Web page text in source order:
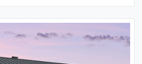
dörr- och fönsterfoder samt
designen av ett modernt hus. Det
ett invändigt ryggåstak i vardagsrum,
vilket ger huset en härlig rymd. Du har
när det kommer till material och